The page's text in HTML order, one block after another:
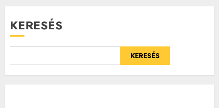
KERESÉS
KERESÉS